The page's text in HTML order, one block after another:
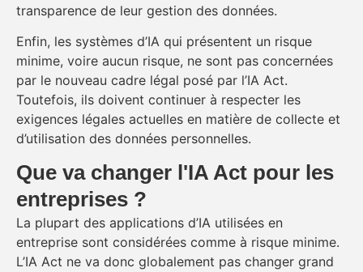
transparence de leur gestion des données.
Enfin, les systèmes d’IA qui présentent un risque
minime, voire aucun risque, ne sont pas concernées
par le nouveau cadre légal posé par l’IA Act.
Toutefois, ils doivent continuer à respecter les
exigences légales actuelles en matière de collecte et
d’utilisation des données personnelles.
Que va changer l'IA Act pour les
entreprises ?
La plupart des applications d’IA utilisées en
entreprise sont considérées comme à risque minime.
L’IA Act ne va donc globalement pas changer grand